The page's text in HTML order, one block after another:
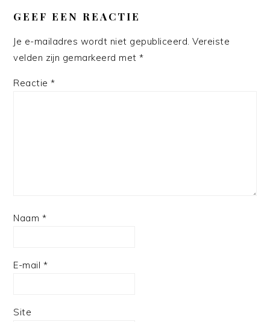
INTERACTIES
GEEF EEN REACTIE
Je e-mailadres wordt niet gepubliceerd. Vereiste
velden zijn gemarkeerd met*
Reactie*
Naam *
E-mail *
Site